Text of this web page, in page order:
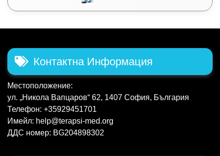
Контактна Информация
Местоположение:
ул. „Никола Вапцаров“ 62, 1407 София, България
Телефон: +35929451701
Имейл: help@terapsi-med.org
ДДС номер: BG204898302